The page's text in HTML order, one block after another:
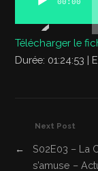
00:00
Télécharger le
Durée: 01:24:53 |
Next Post
←
S02E03 – La
s’amuse –